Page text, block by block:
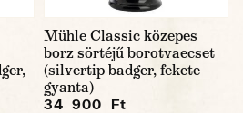
Mühle Classic közepes
borz sörtéjű borotvaecset
(silvertip badger, fekete
gyanta)
34 900 Ft